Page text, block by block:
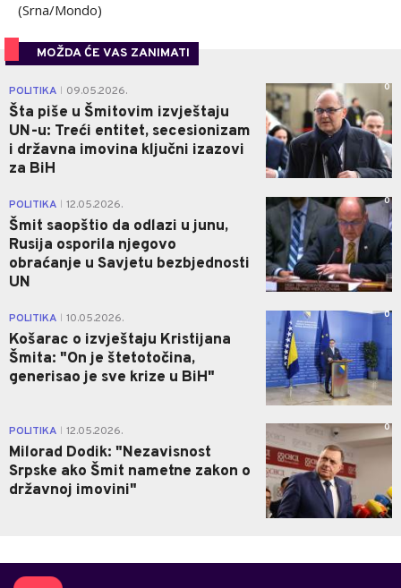
(Srna/Mondo)
MOŽDA ĆE VAS ZANIMATI
POLITIKA 09.05.2026.
Šta piše u Šmitovim izvještaju
UN-u: Treći entitet, secesionizam
i državna imovina ključni izazovi
za BiH
0
POLITIKA 12.05.2026.
Šmit saopštio da odlazi u junu,
Rusija osporila njegovo
obraćanje u Savjetu bezbjednosti
UN
0
POLITIKA 10.05.2026.
Košarac o izvještaju Kristijana
Šmita: "On je štetotočina,
generisao je sve krize u BiH"
0
POLITIKA 12.05.2026.
Milorad Dodik: "Nezavisnost
Srpske ako Šmit nametne zakon o
državnoj imovini"
0